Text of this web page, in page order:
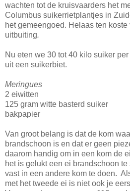
wachten tot de kruisvaarders het
Columbus suikerrietplantjes in
het gemeengoed. Helaas ten
uitbuiting.
Nu eten we 30 tot 40 kilo suiker
uit een suikerbiet.
Meringues
2 eiwitten
125 gram witte basterd suiker
bakpapier
Van groot belang is dat de kom
brandschoon is en dat er geen
daarom handig om in een kom de
het is gelukt een ei brandschoon
vast in een andere kom te doen.
met het tweede ei is niet ook je